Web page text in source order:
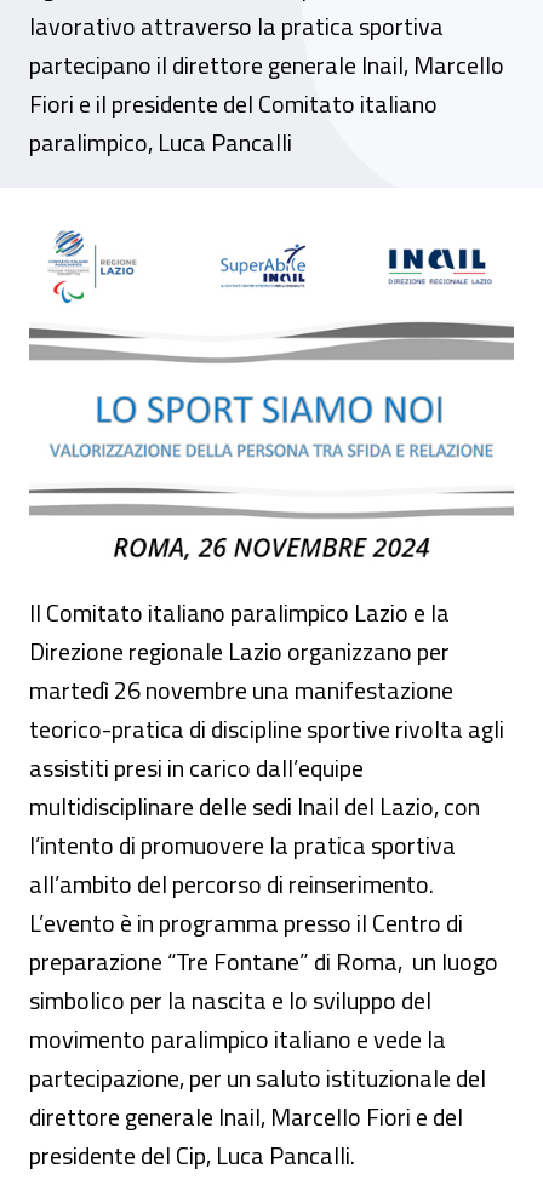
lavorativo attraverso la pratica sportiva
partecipano il direttore generale Inail, Marcello
Fiori e il presidente del Comitato italiano
paralimpico, Luca Pancalli
Open day - “Lo sport siamo noi,
Il Comitato italiano paralimpico Lazio e la
Direzione regionale Lazio organizzano per
martedì 26 novembre una manifestazione
teorico-pratica di discipline sportive rivolta agli
assistiti presi in carico dall’equipe
multidisciplinare delle sedi Inail del Lazio, con
l’intento di promuovere la pratica sportiva
all’ambito del percorso di reinserimento.
L’evento è in programma presso il Centro di
preparazione “Tre Fontane” di Roma, un luogo
simbolico per la nascita e lo sviluppo del
movimento paralimpico italiano e vede la
partecipazione, per un saluto istituzionale del
direttore generale Inail, Marcello Fiori e del
presidente del Cip, Luca Pancalli.